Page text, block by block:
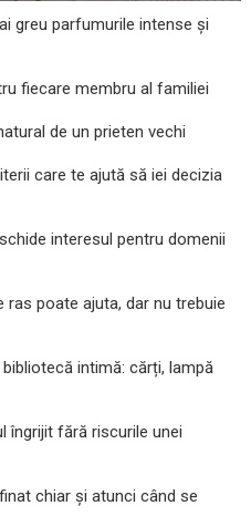
greu parfumurile intense și
fiecare membru al familiei
de un prieten vechi
care te ajută să iei decizia
interesul pentru domenii
ras poate ajuta, dar nu trebuie
intimă: cărți, lampă
îngrijit fără riscurile unei
chiar și atunci când se